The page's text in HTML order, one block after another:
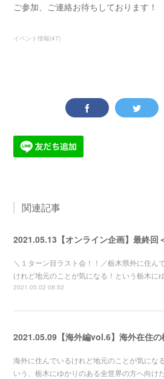
ご参加、ご連絡お待ちしております！
イベント情報(47)
関連記事
＼１ターン目ラスト会！！／栃木県外に住ん
けれど地元のことが気になる！という栃木に
2021.05.02 08:52
海外に住んでいるけれど地元のことが気にな
いう、栃木にゆかりのある全世界の方へ向け